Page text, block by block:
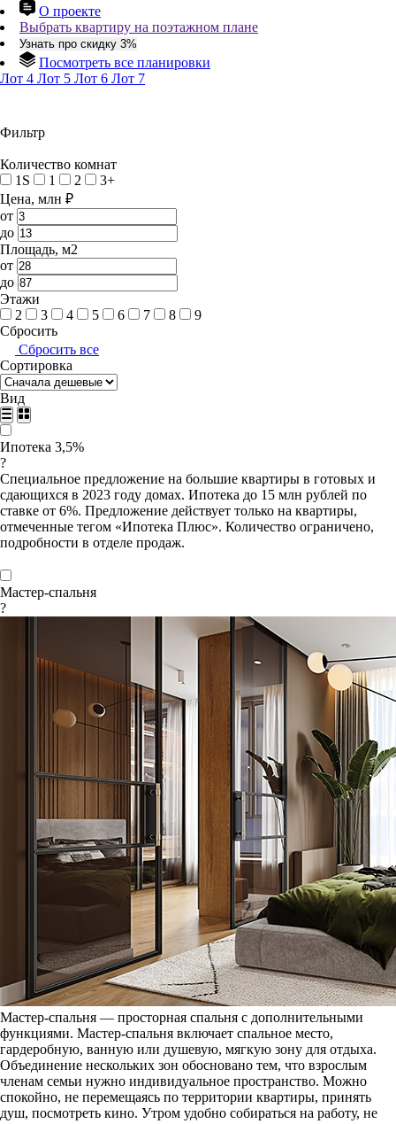
О проекте
Выбрать квартиру на поэтажном плане
Узнать про скидку 3%
Посмотреть все планировки
Лот 4 Лот 5 Лот 6 Лот 7
Фильтр
Количество комнат
1S
1 2
3+
Цена, млн ₽
от
до
Площадь, м2
от
до
Этажи
2
3 4 5 6 7 8
9
Сбросить
Сбросить все
Сортировка
Вид
Ипотека 3,5%
?
Специальное предложение на большие квартиры в готовых и
сдающихся в 2023 году домах. Ипотека до 15 млн рублей по
ставке от 6%. Предложение действует только на квартиры,
отмеченные тегом «Ипотека Плюс». Количество ограничено,
подробности в отделе продаж.
Мастер-спальня
?
Мастер-спальня — просторная спальня с дополнительными
функциями. Мастер-спальня включает спальное место,
гардеробную, ванную или душевую, мягкую зону для отдыха.
Объединение нескольких зон обосновано тем, что взрослым
членам семьи нужно индивидуальное пространство. Можно
спокойно, не перемещаясь по территории квартиры, принять
душ, посмотреть кино. Утром удобно собираться на работу, не